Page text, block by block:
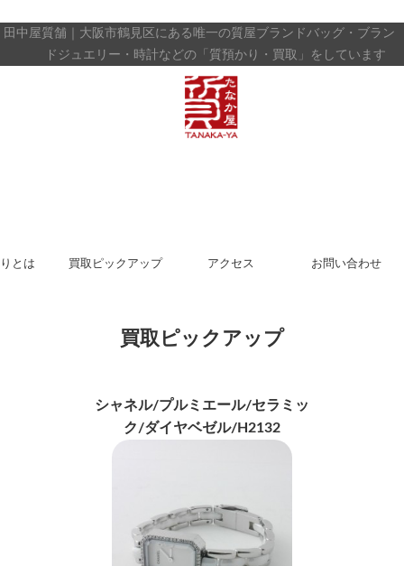
田中屋質舗｜大阪市鶴見区にある唯一の質屋ブランドバッグ・ブラン
ドジュエリー・時計などの「質預かり・買取」をしています
とは 買取ピックアップ アクセス お問い合わせ
買取ピックアップ
シャネル/プルミエール/セラミッ
ク/ダイヤベゼル/H2132